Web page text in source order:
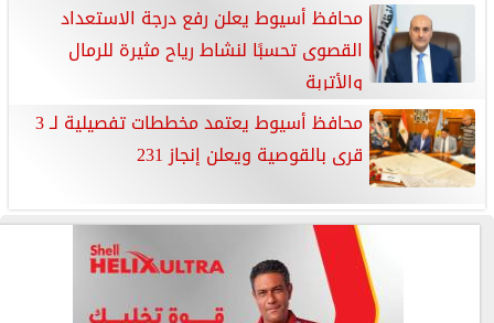
محافظ أسيوط يعلن رفع درجة الاستعداد
القصوى تحسبًا لنشاط رياح مثيرة للرمال
والأتربة
محافظ أسيوط يعتمد مخططات تفصيلية لـ 3
قرى بالقوصية ويعلن إنجاز 231